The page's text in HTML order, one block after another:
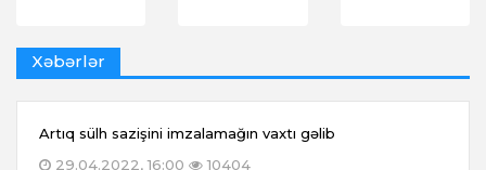
Xəbərlər
Artıq sülh sazişini imzalamağın vaxtı gəlib
29.04.2022, 16:00
10404